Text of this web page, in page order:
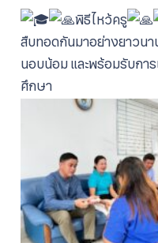
พิธีไหว้ครู
สืบทอดกันมาอย่างยาวนา
นอบน้อม และพร้อมรับกา
ศึกษา